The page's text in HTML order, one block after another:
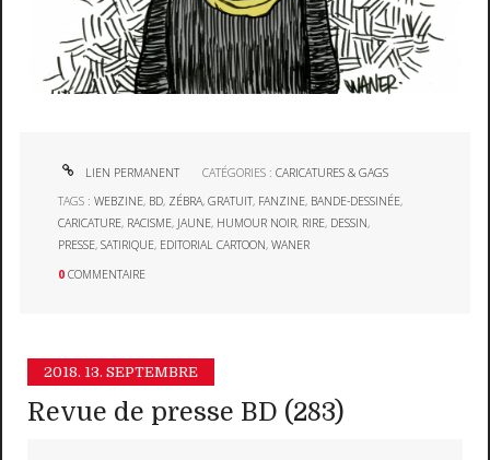
LIEN PERMANENT CATÉGORIES :CARICATURES & GAGS
TAGS :WEBZINE, BD, ZÉBRA,GRATUIT, FANZINE, BANDE-DESSINÉE,
CARICATURE, RACISME, JAUNE, HUMOUR NOIR, RIRE, DESSIN,
PRESSE,SATIRIQUE, EDITORIAL CARTOON,WANER
0 COMMENTAIRE
2018. 13. SEPTEMBRE
Revue de presse BD (283)